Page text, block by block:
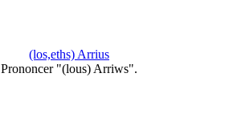
(los,eths) Arrius
Prononcer "(lous) Arriws".